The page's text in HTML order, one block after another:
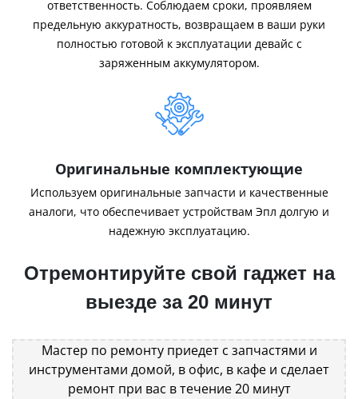
ответственность. Соблюдаем сроки, проявляем
предельную аккуратность, возвращаем в ваши руки
полностью готовой к эксплуатации девайс с
заряженным аккумулятором.
Оригинальные комплектующие
Используем оригинальные запчасти и качественные
аналоги, что обеспечивает устройствам Эпл долгую и
надежную эксплуатацию.
Отремонтируйте свой гаджет на
выезде за 20 минут
Мастер по ремонту приедет с запчастями и
инструментами домой, в офис, в кафе и сделает
ремонт при вас в течение 20 минут